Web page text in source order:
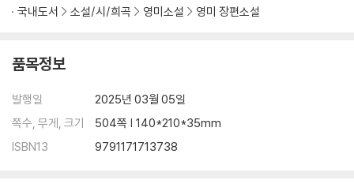
국내도서
소설/시/희곡 영미소설 영미 장편소설
품목정보
발행일
2025년 03월 05일
쪽수, 무게, 크기
504쪽 | 140*210*35mm
ISBN13
9791171713738